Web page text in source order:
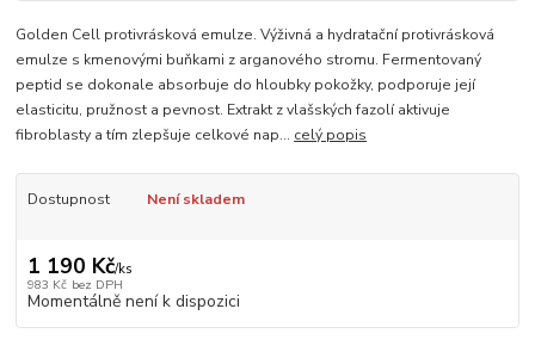
Golden Cell protivrásková emulze. Výživná a hydratační protivrásková
emulze s kmenovými buňkami z arganového stromu. Fermentovaný
peptid se dokonale absorbuje do hloubky pokožky, podporuje její
elasticitu, pružnost a pevnost. Extrakt z vlašských fazolí aktivuje
fibroblasty a tím zlepšuje celkové nap... celý popis
Dostupnost Není skladem
1 190 Kč/ks
983 Kč bez DPH
Momentálně není k dispozici